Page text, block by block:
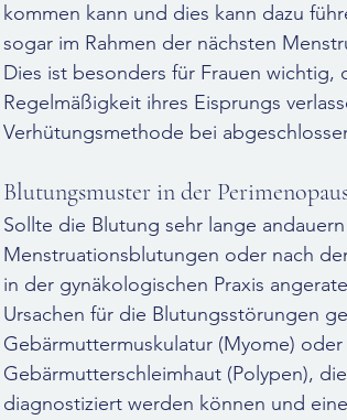
kommen kann und dies kann dazu
sogar im Rahmen der nächsten
Dies ist besonders für Frauen
Regelmäßigkeit ihres Eisprungs
Verhütungsmethode bei
Blutungsmuster in der
Sollte die Blutung sehr lange
Menstruationsblutungen oder nach
in der gynäkologischen Praxis
Ursachen für die Blutungsstörungen
Gebärmuttermuskulatur (Myome)
Gebärmutterschleimhaut (Polypen),
diagnostiziert werden können und